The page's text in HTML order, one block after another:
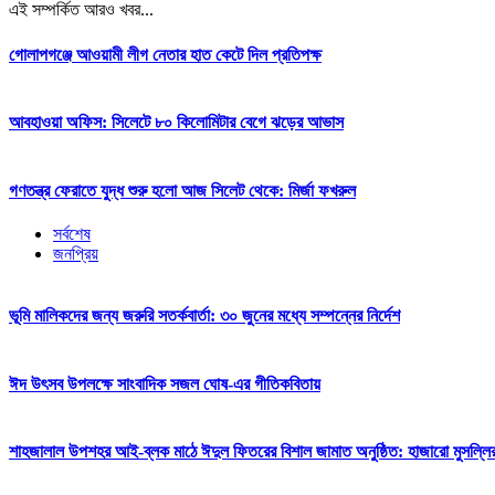
এই সম্পর্কিত আরও খবর...
গোলাপগঞ্জে আওয়ামী লীগ নেতার হাত কেটে দিল প্রতিপক্ষ
আবহাওয়া অফিস: সিলেটে ৮০ কিলোমিটার বেগে ঝড়ের আভাস
গণতন্ত্র ফেরাতে যুদ্ধ শুরু হলো আজ সিলেট থেকে: মির্জা ফখরুল
সর্বশেষ
জনপ্রিয়
ভূমি মালিকদের জন্য জরুরি সতর্কবার্তা: ৩০ জুনের মধ্যে সম্পন্নের নির্দেশ
ঈদ উৎসব উপলক্ষে সাংবাদিক সজল ঘোষ-এর গীতিকবিতায়
শাহজালাল উপশহর আই-ব্লক মাঠে ঈদুল ফিতরের বিশাল জামাত অনুষ্ঠিত: হাজারো